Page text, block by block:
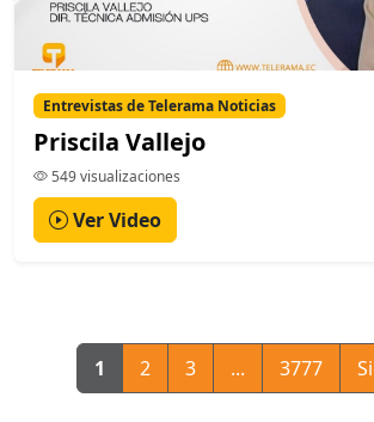
Entrevistas de Telerama Noticias
Priscila Vallejo
549 visualizaciones
Ver Video
1 2 3 ... 3777